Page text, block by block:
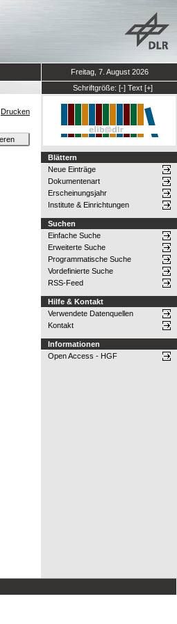
Freitag, 7. August 2026
Schriftgröße: [-] Text [+]
Drucken
Blättern
Neue Einträge
Dokumentenart
Erscheinungsjahr
Institute & Einrichtungen
Suchen
Einfache Suche
Erweiterte Suche
Programmatische Suche
Vordefinierte Suche
RSS-Feed
Hilfe & Kontakt
Verwendete Datenquellen
Kontakt
Informationen
Open Access - HGF